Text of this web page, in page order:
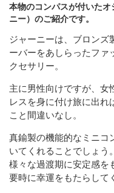
本物のコンパスが付いた
ニー）のご紹介です。
ジャーニーは、ブロンズ
ーバーをあしらったファ
クセサリー。
主に男性向けですが、女
レスを身に付け旅に出れ
こと間違いなし。
真鍮製の機能的なミニコ
いてくれることでしょう
様々な過渡期に安定感を
要時に幸運をもたらして